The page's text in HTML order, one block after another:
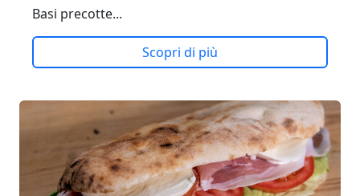
Basi precotte...
Scopri di più